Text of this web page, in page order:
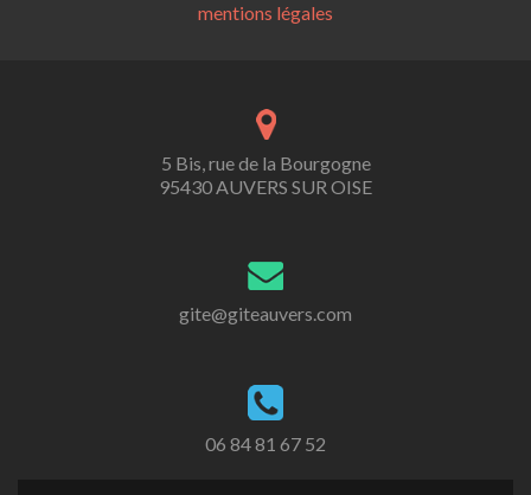
mentions légales
5 Bis, rue de la Bourgogne
95430 AUVERS SUR OISE
gite@giteauvers.com
06 84 81 67 52